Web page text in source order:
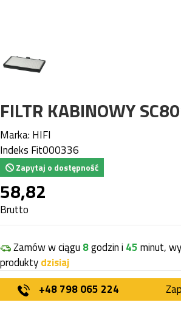
FILTR KABINOWY
Marka: HIFI
Indeks Fit000336
Zapytaj o dostępność
58,82
Brutto
Zamów w ciągu 8godzin i 45minut,
produktydzisiaj
+48 798 065 224